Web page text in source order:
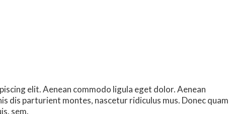
elit. Aenean commodo ligula eget dolor. Aenean
dis parturient montes, nascetur ridiculus mus. Donec quam
sem.